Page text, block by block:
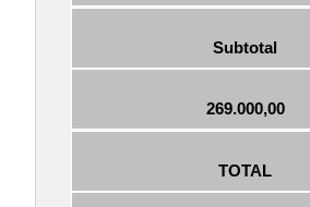
Subtotal
269.000,00
TOTAL